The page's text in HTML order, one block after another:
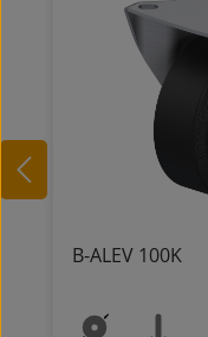
B-ALEV 100K